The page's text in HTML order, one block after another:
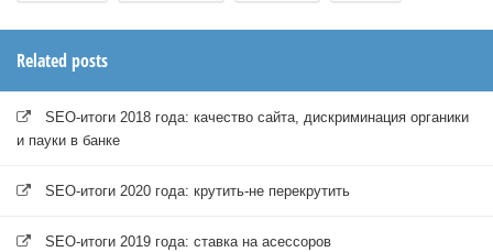
Related posts
SEO-итоги 2018 года: качество сайта, дискриминация органики
и пауки в банке
SEO-итоги 2020 года: крутить-не перекрутить
SEO-итоги 2019 года: ставка на асессоров